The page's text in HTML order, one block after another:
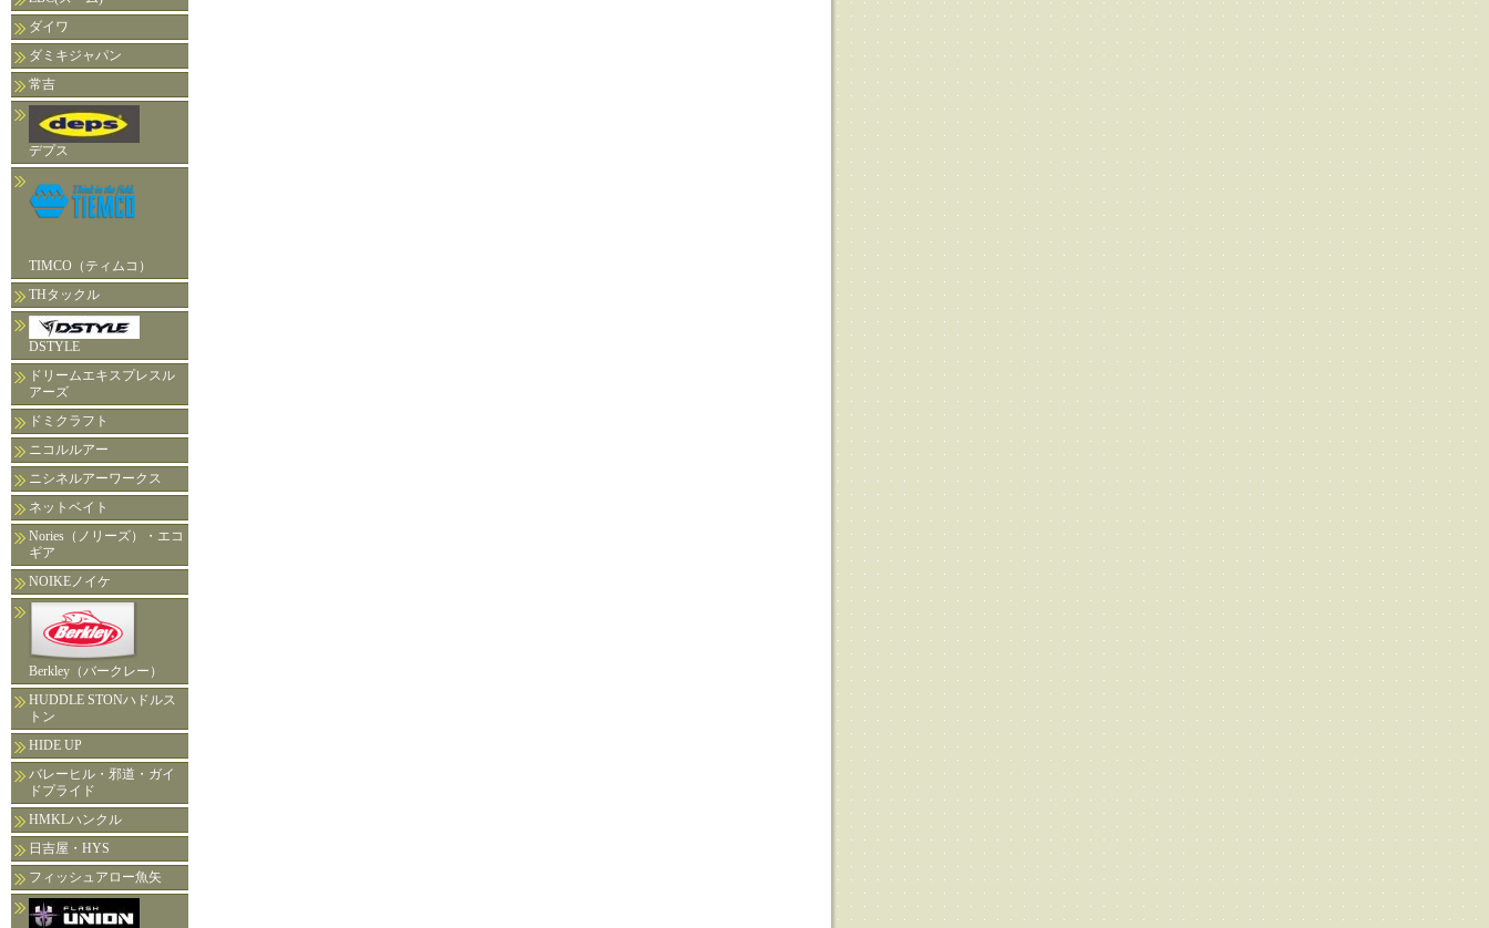
ダイワ
ダミキジャパン
常吉
デプス
TIMCO（ティムコ）
THタックル
DSTYLE
ドリームエキスプレスル
アーズ
ドミクラフト
ニコルルアー
ニシネルアーワークス
ネットベイト
Nories（ノリーズ）・エコ
ギア
NOIKEノイケ
Berkley（バークレー）
HUDDLE STONハドルス
トン
HIDE UP
バレーヒル・邪道・ガイ
ドプライド
HMKLハンクル
日吉屋・HYS
フィッシュアロー魚矢